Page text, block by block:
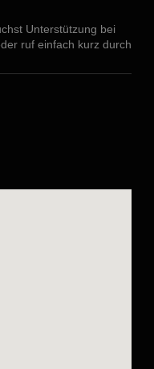
Unterstützung bei
ruf einfach kurz durch